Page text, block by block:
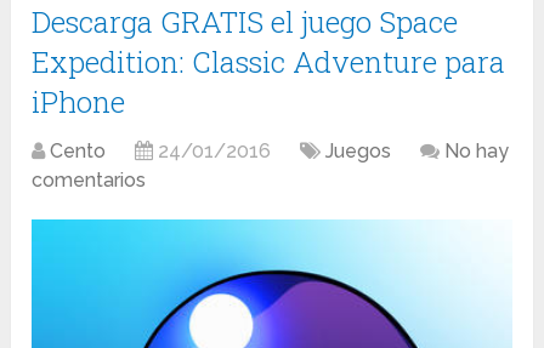
Descarga GRATIS el juego Space
Expedition: Classic Adventure para
iPhone
Cento 24/01/2016 Juegos
No hay
comentarios